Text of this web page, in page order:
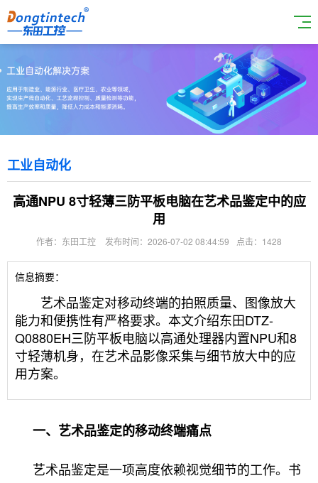
工业自动化
高通NPU 8寸轻薄三防平板电脑在艺术品鉴定中的应
用
作者：东田工控 发布时间：2026-07-02 08:44:59 点击：1428
信息摘要：
艺术品鉴定对移动终端的拍照质量、图像放大
能力和便携性有严格要求。本文介绍东田DTZ-
Q0880EH三防平板电脑以高通处理器内置NPU和8
寸轻薄机身，在艺术品影像采集与细节放大中的应
用方案。
一、艺术品鉴定的移动终端痛点
艺术品鉴定是一项高度依赖视觉细节的工作。书